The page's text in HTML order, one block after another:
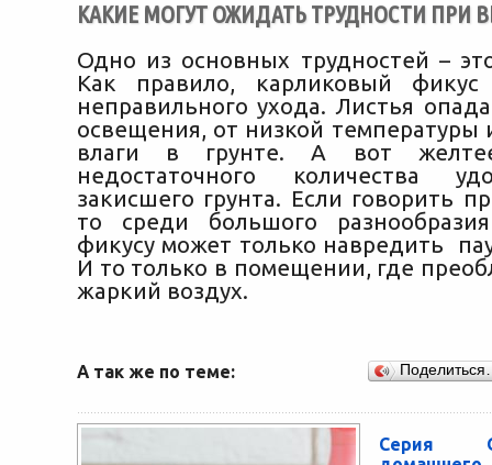
КАКИЕ МОГУТ ОЖИДАТЬ ТРУДНОСТИ ПРИ
Одно из основных трудностей –
Как правило, карликовый фикус
неправильного ухода. Листья
освещения, от низкой температуры
влаги в грунте. А вот
недостаточного количества
закисшего грунта. Если говорить
то среди большого
фикусу может только навредить
И то только в помещении, где
жаркий воздух.
А так же по теме:
Серия